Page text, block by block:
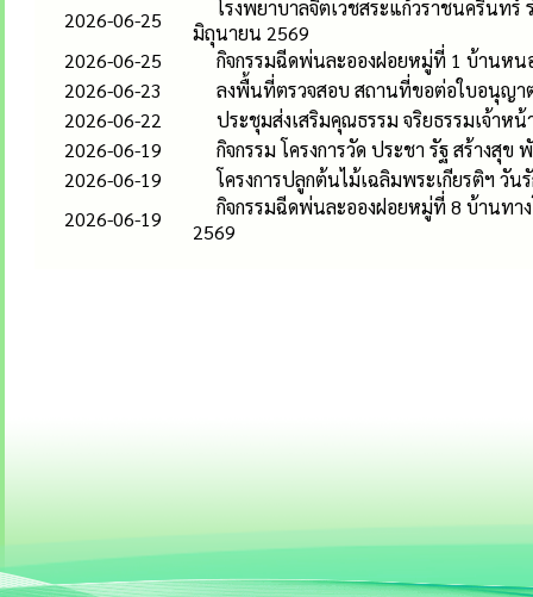
2026-06-25
โรงพยาบาลจิตเวชสระแก้วราชนครินทร์
มิถุนายน 2569
2026-06-25
กิจกรรมฉีดพ่นละอองฝอยหมู่ที่ 1 บ้านหน
2026-06-23
ลงพื้นที่ตรวจสอบ สถานที่ขอต่อใบอนุญ
2026-06-22
ประชุมส่งเสริมคุณธรรม จริยธรรมเจ้าห
2026-06-19
กิจกรรม โครงการวัด ประชา รัฐ สร้าง
2026-06-19
โครงการปลูกต้นไม้เฉลิมพระเกียรติฯ
2026-06-19
กิจกรรมฉีดพ่นละอองฝอยหมู่ที่ 8 บ้านทา
2569